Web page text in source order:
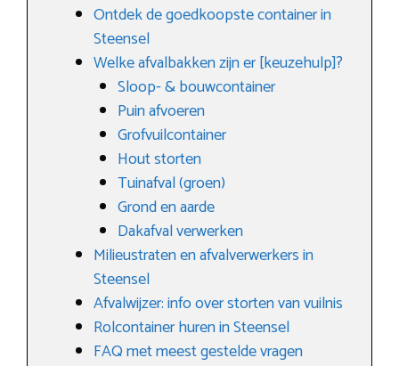
Ontdek de goedkoopste container in
Steensel
Welke afvalbakken zijn er [keuzehulp]?
Sloop- & bouwcontainer
Puin afvoeren
Grofvuilcontainer
Hout storten
Tuinafval (groen)
Grond en aarde
Dakafval verwerken
Milieustraten en afvalverwerkers in
Steensel
Afvalwijzer: info over storten van vuilnis
Rolcontainer huren in Steensel
FAQ met meest gestelde vragen